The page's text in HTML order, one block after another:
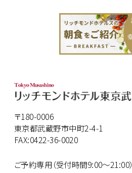
〒180-0006
東京都武蔵野市中町2-4-1
FAX:0422-36-0020
ご予約専用（受付時間9:00～21:00）